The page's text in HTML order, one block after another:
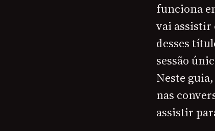
funciona
vai assistir
desses
sessão
Neste
nas
assistir